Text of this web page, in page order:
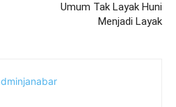
Umum Tak Layak Huni
Menjadi Layak